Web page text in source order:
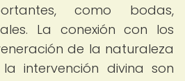
como bodas,
La conexión con los
de la naturaleza
intervención divina son